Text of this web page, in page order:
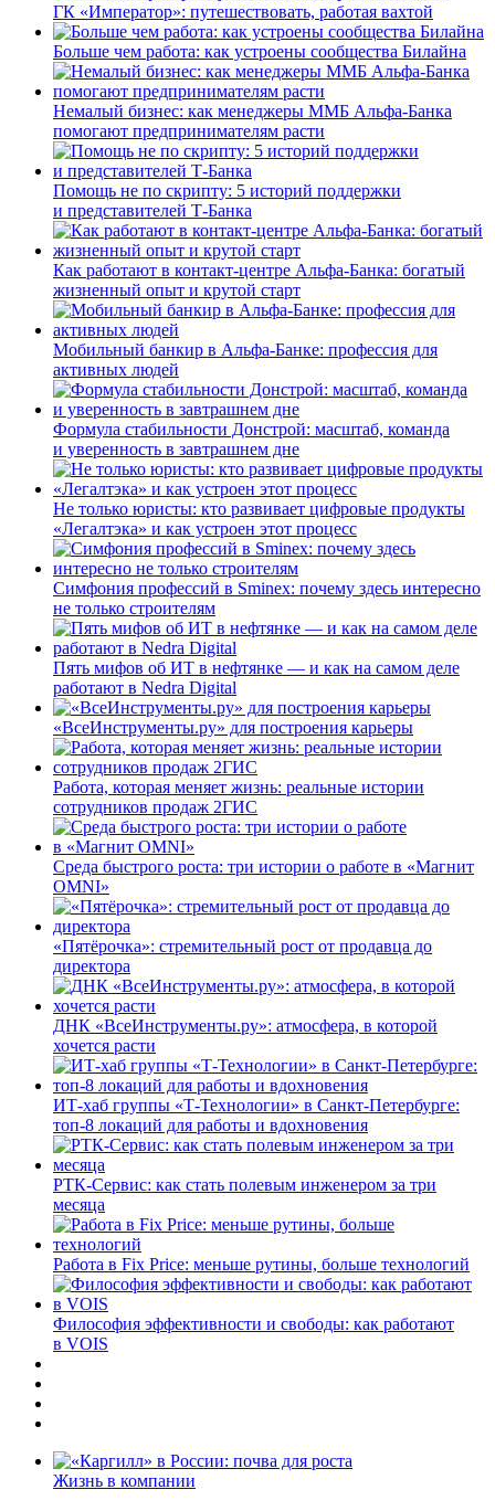
ГК «Император»: путешествовать, работая вахтой
Больше чем работа: как устроены сообщества Билайна
Немалый бизнес: как менеджеры ММБ Альфа-Банка
помогают предпринимателям расти
Помощь не по скрипту: 5 историй поддержки
и представителей Т-Банка
Как работают в контакт-центре Альфа-Банка: богатый
жизненный опыт и крутой старт
Мобильный банкир в Альфа-Банке: профессия для
активных людей
Формула стабильности Донстрой: масштаб, команда
и уверенность в завтрашнем дне
Не только юристы: кто развивает цифровые продукты
«Легалтэка» и как устроен этот процесс
Симфония профессий в Sminex: почему здесь интересно
не только строителям
Пять мифов об ИТ в нефтянке — и как на самом деле
работают в Nedra Digital
«ВсеИнструменты.ру» для построения карьеры
Работа, которая меняет жизнь: реальные истории
сотрудников продаж 2ГИС
Среда быстрого роста: три истории о работе в «Магнит
OMNI»
«Пятёрочка»: стремительный рост от продавца до
директора
ДНК «ВсеИнструменты.ру»: атмосфера, в которой
хочется расти
ИТ-хаб группы «Т-Технологии» в Санкт-Петербурге:
топ-8 локаций для работы и вдохновения
РТК-Сервис: как стать полевым инженером за три
месяца
Работа в Fix Price: меньше рутины, больше технологий
Философия эффективности и свободы: как работают
в VOIS
Жизнь в компании